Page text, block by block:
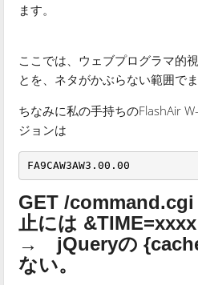
ます。
ここでは、ウェブプログラマ的
とを、ネタがかぶらない範囲で
ちなみに私の手持ちのFlashAir
ジョンは
FA9CAW3AW3.00.00
GET /
止には
→ jQueryの
ない。